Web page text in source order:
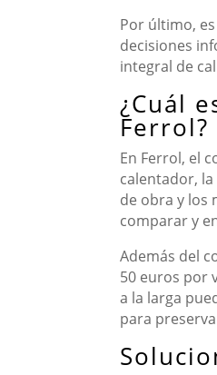
Por último,
decisiones
integral de
¿Cuál
Ferrol?
En Ferrol, el
calentador,
de obra y los
comparar y
Además del
50 euros por
a la larga
para